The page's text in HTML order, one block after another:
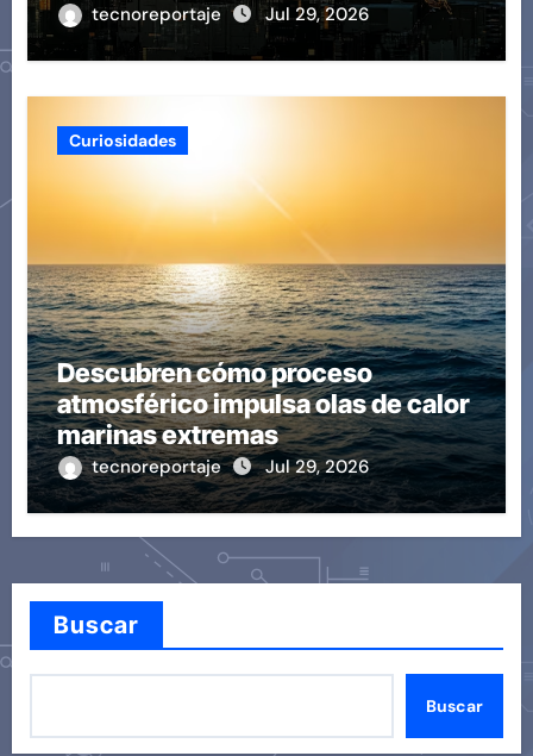
tecnoreportaje Jul 29, 2026
Curiosidades
Descubren cómo proceso
atmosférico impulsa olas de calor
marinas extremas
tecnoreportaje Jul 29, 2026
Buscar
Buscar